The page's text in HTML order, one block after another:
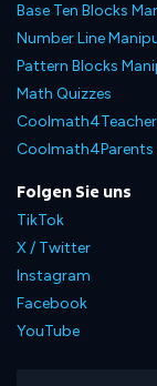
Base Ten Blocks
Number Line
Pattern Blocks
Math Quizzes
Coolmath4Parents
Folgen Sie uns
TikTok
X / Twitter
Instagram
Facebook
YouTube